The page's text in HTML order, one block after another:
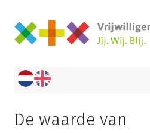
De waarde van